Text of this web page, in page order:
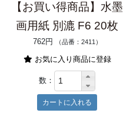
【お買い得商品】水墨
画用紙 別漉 F6 20枚
762円 （品番：2411）
お気に入り商品に登録
数：